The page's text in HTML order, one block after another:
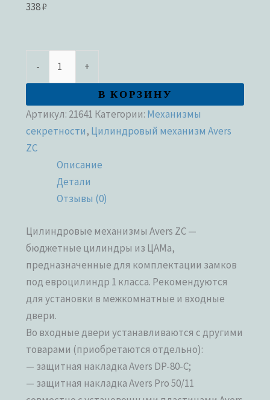
338₽
- +
В КОРЗИНУ
Артикул: 21641 Категории: Механизмы
секретности, Цилиндровый механизм Avers
ZC
Описание
Детали
Отзывы (0)
Цилиндровые механизмы Avers ZC —
бюджетные цилиндры из ЦАМа,
предназначенные для комплектации замков
под евроцилиндр 1 класса. Рекомендуются
для установки в межкомнатные и входные
двери.
Во входные двери устанавливаются с другими
товарами (приобретаются отдельно):
— защитная накладка Avers DP-80-C;
— защитная накладка Avers Pro 50/11